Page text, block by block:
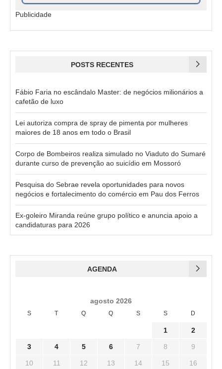
Publicidade
POSTS RECENTES
Fábio Faria no escândalo Master: de negócios milionários a
cafetão de luxo
Lei autoriza compra de spray de pimenta por mulheres
maiores de 18 anos em todo o Brasil
Corpo de Bombeiros realiza simulado no Viaduto do Sumaré
durante curso de prevenção ao suicídio em Mossoró
Pesquisa do Sebrae revela oportunidades para novos
negócios e fortalecimento do comércio em Pau dos Ferros
Ex-goleiro Miranda reúne grupo político e anuncia apoio a
candidaturas para 2026
AGENDA
agosto 2026
S T Q Q S S D
1 2
3 4 5 6 7 8 9
10 11 12 13 14 15 16